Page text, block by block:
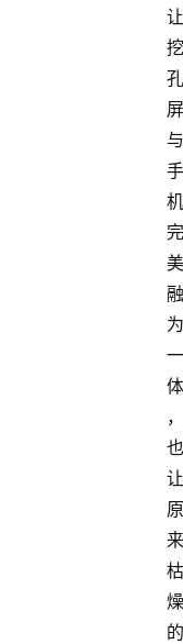
让
挖
孔
屏
与
手
机
完
美
融
为
一
体
，
也
让
原
来
枯
燥
的